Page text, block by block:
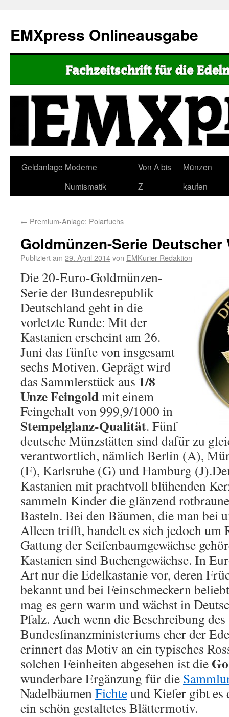
EMXpress Onlineausgabe
Geldanlage Moderne
Numismatik
Von A bis
Z
Münzen
kaufen
← Premium-Anlage: Polarfuchs
Goldmünzen-Serie Deutscher
Publiziert am 29. April 2014von EMKurier Redaktion
Die 20-Euro-Goldmünzen-
Serie der Bundesrepublik
Deutschland geht in die
vorletzte Runde: Mit der
Kastanien erscheint am 26.
Juni das fünfte von insgesamt
sechs Motiven. Geprägt wird
das Sammlerstück aus 1/8
Unze Feingoldmit einem
Feingehalt von 999,9/1000 in
Stempelglanz-Qualität. Fünf
deutsche Münzstätten sind dafür zu
verantwortlich, nämlich Berlin (A),
(F), Karlsruhe (G) und Hamburg (J).
Kastanien mit prachtvoll blühenden
sammeln Kinder die glänzend
Basteln. Bei den Bäumen, die man bei
Alleen trifft, handelt es sich jedoch um
Gattung der Seifenbaumgewächse
Kastanien sind Buchengewächse. In
Art nur die Edelkastanie vor, deren
bekannt und bei Feinschmeckern
mag es gern warm und wächst in
Pfalz. Auch wenn die Beschreibung des
Bundesfinanzministeriums eher der
erinnert das Motiv an ein typisches
solchen Feinheiten abgesehen ist die
wunderbare Ergänzung für die
NadelbäumenFichteund Kiefer gibt es
ein schön gestaltetes Blättermotiv.